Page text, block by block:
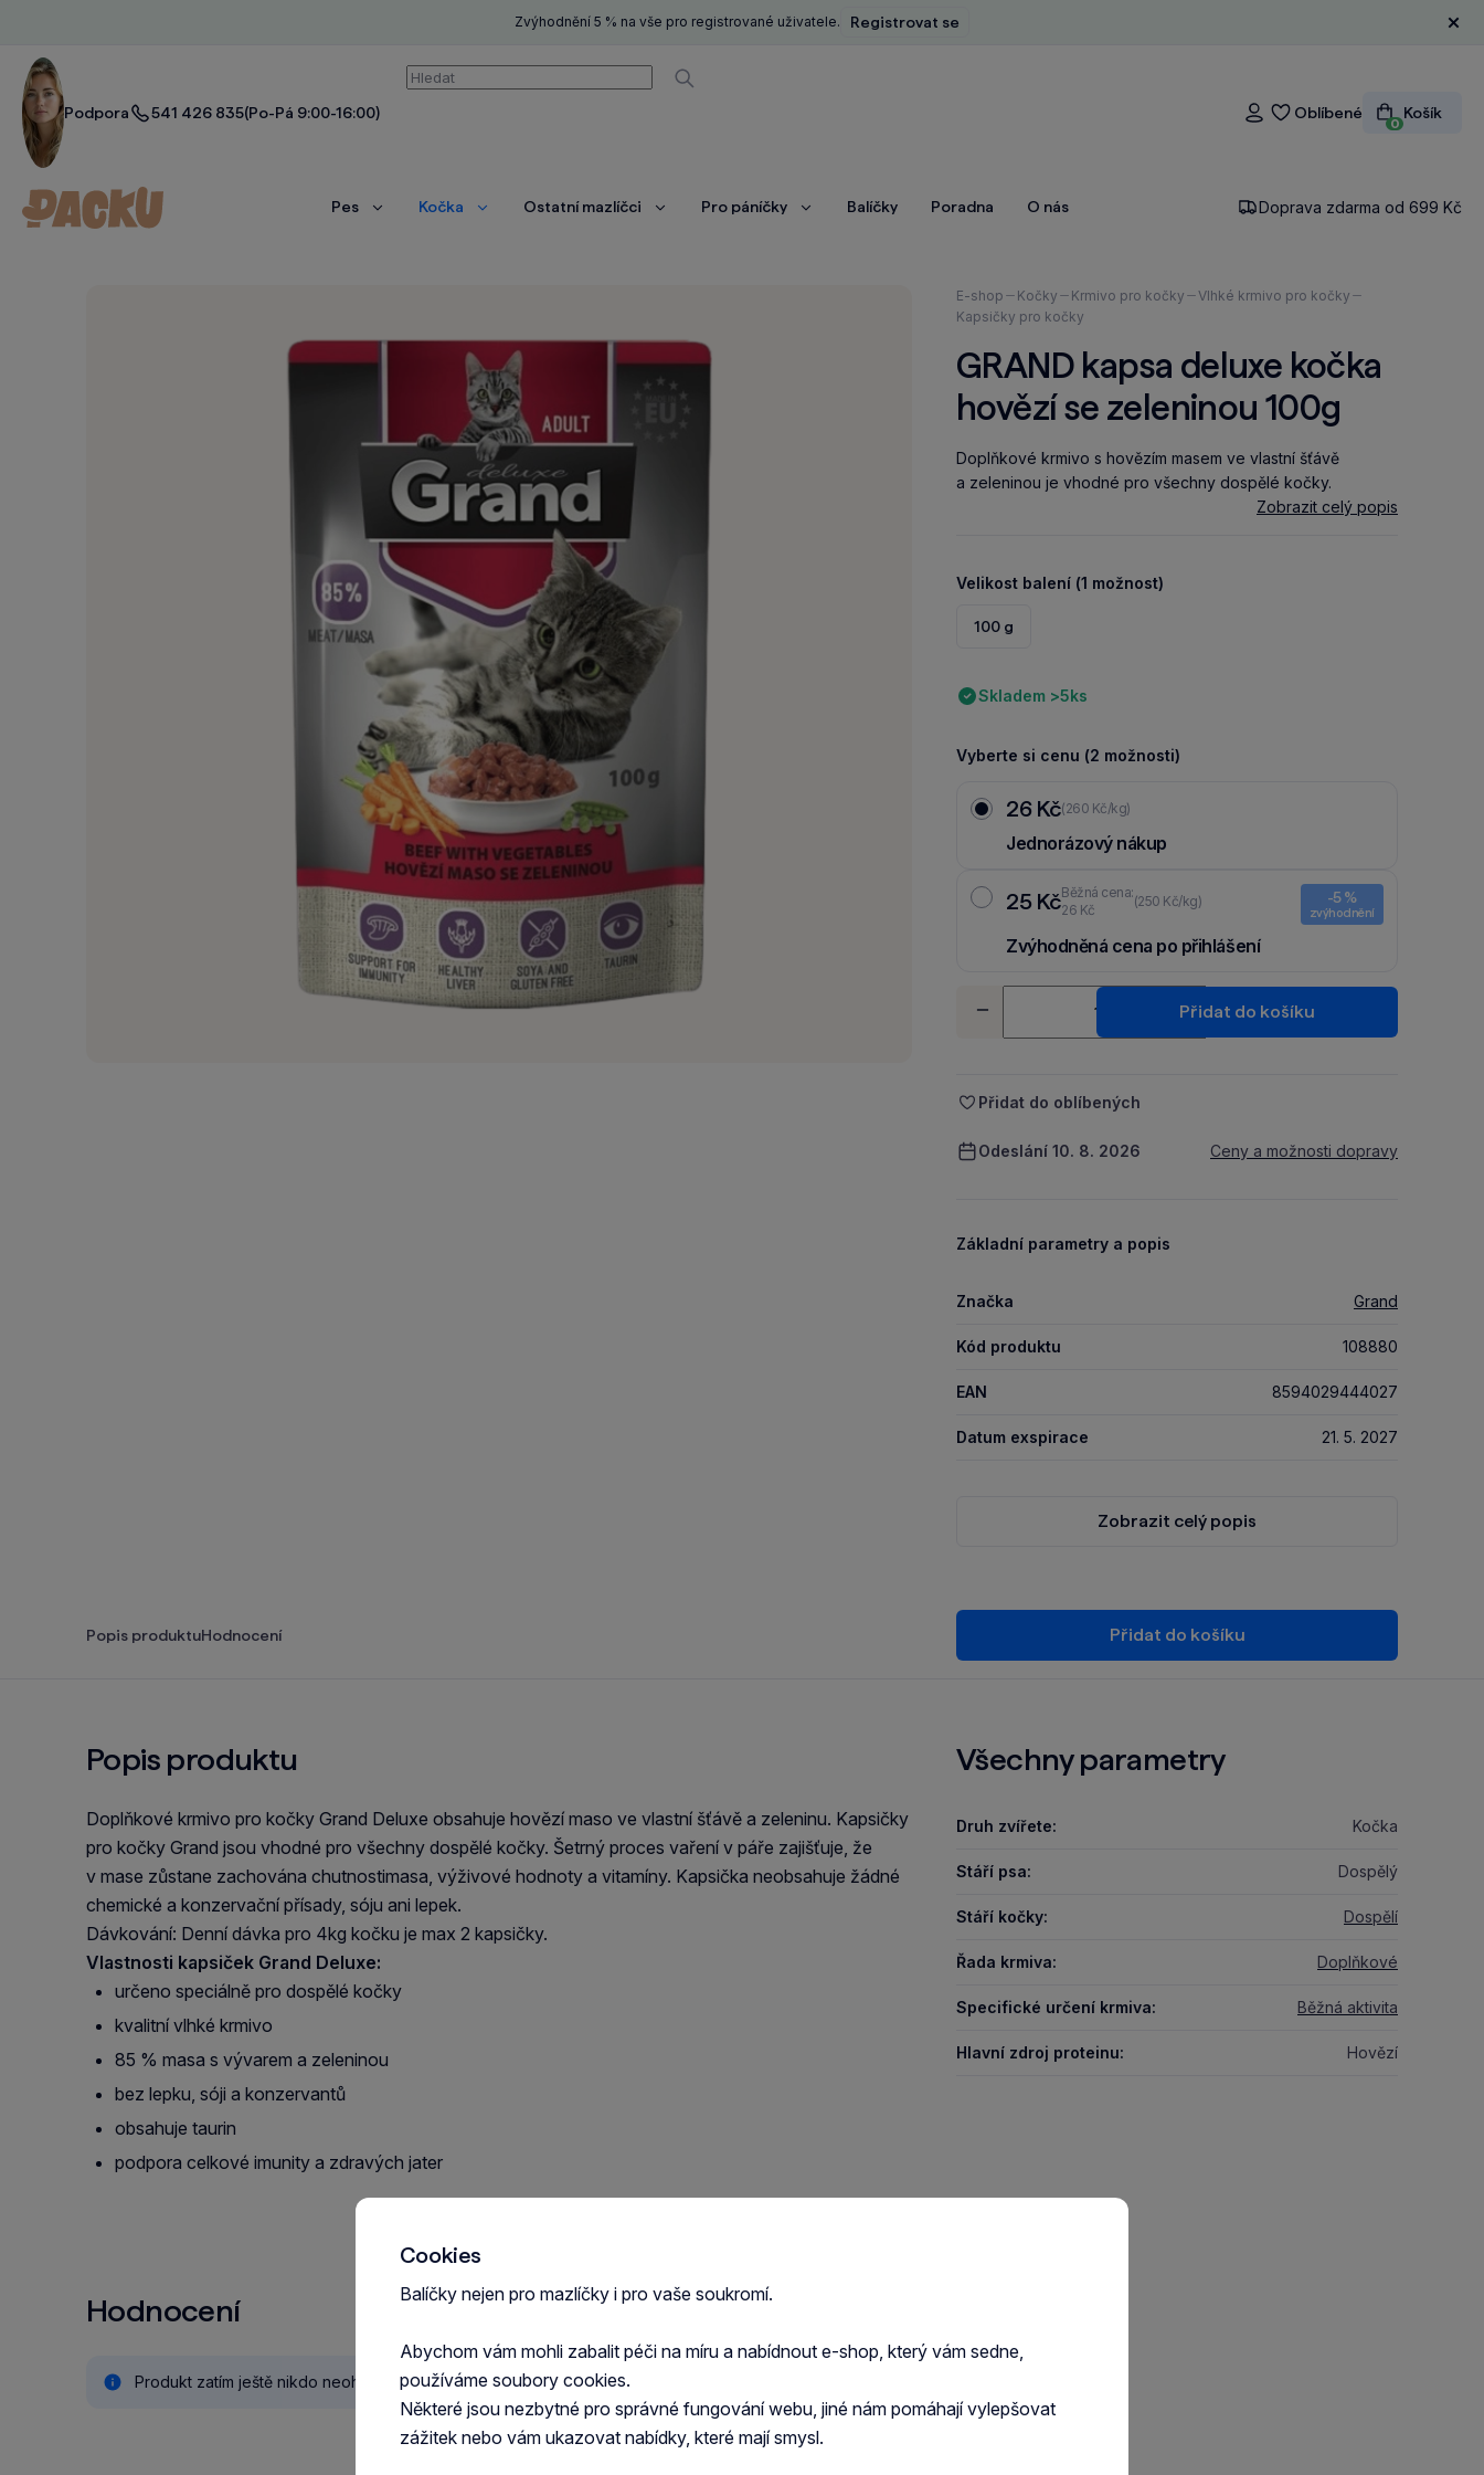
Zvýhodnění 5 % na vše pro registrované uživatele. Registrovat se
Podpora 541 426 835(Po-Pá 9:00-16:00)
Vyhledávání
Vyhledávat
Přihlášení
Oblíbené
0
Košík
Pes
ZobrazitKočka
ZobrazitOstatní mazlíčci
ZobrazitPro páníčky
ZobrazitBalíčky Poradna O nás Doprava zdarma od 699 Kč
Nacházíte
se
E-shop Kočky Krmivo pro kočky
Vlhké krmivo pro kočky
Kapsičky pro kočky
GRAND kapsa deluxe kočka
hovězí se zeleninou 100g
Doplňkové krmivo s hovězím masem ve vlastní šťávě
a zeleninou je vhodné pro všechny dospělé kočky.
Zobrazit celý popis
Velikost balení (1 možnost)
100 g
Skladem >5ks
Vyberte si cenu (2 možnosti)
26 Kč(260 Kč/kg)
Jednorázový nákup
25 KčBěžná cena:
26 Kč
(250 Kč/kg) -5 %
zvýhodnění
Zvýhodněná cena po přihlášení
-
+
Přidat do košíku
Přidat do oblíbených
Odeslání 10. 8. 2026 Ceny a možnosti dopravy
Základní parametry a popis
Značka Grand
Kód produktu 108880
EAN 8594029444027
Datum exspirace 21. 5. 2027
Zobrazit celý popis
Popis produktuHodnocení Přidat do košíku
Popis produktu
Doplňkové krmivo pro kočky Grand Deluxe obsahuje hovězí maso ve vlastní šťávě a zeleninu. Kapsičky
pro kočky Grand jsou vhodné pro všechny dospělé kočky. Šetrný proces vaření v páře zajišťuje, že
v mase zůstane zachována chutnostimasa, výživové hodnoty a vitamíny. Kapsička neobsahuje žádné
chemické a konzervační přísady, sóju ani lepek.
Dávkování: Denní dávka pro 4kg kočku je max 2 kapsičky.
Vlastnosti kapsiček Grand Deluxe:
určeno speciálně pro dospělé kočky
kvalitní vlhké krmivo
85 % masa s vývarem a zeleninou
bez lepku, sóji a konzervantů
obsahuje taurin
podpora celkové imunity a zdravých jater
Všechny parametry
Druh zvířete: Kočka
Stáří psa: Dospělý
Stáří kočky: Dospělí
Řada krmiva: Doplňkové
Specifické určení krmiva: Běžná aktivita
Hlavní zdroj proteinu: Hovězí
Hodnocení
Produkt zatím ještě nikdo neohodnotil.
Cookies
Balíčky nejen pro mazlíčky i pro vaše soukromí.
Abychom vám mohli zabalit péči na míru a nabídnout e-shop, který vám sedne,
používáme soubory cookies.
Některé jsou nezbytné pro správné fungování webu, jiné nám pomáhají vylepšovat
zážitek nebo vám ukazovat nabídky, které mají smysl.